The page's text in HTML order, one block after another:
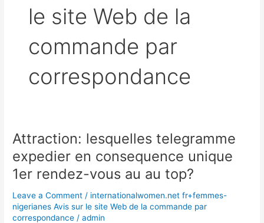
le site Web de la
commande par
correspondance
Attraction: lesquelles telegramme
expedier en consequence unique
1er rendez-vous au au top?
Leave a Comment / internationalwomen.net fr+femmes-
nigerianes Avis sur le site Web de la commande par
correspondance /admin
Attraction:
telegramme
expedier
consequence
unique